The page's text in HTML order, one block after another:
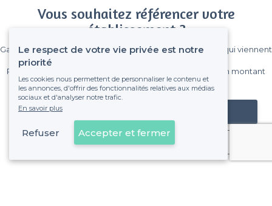
Vous souhaitez référencer votre
établissement ?
Gagnez de nombreux clients parmi le million de visiteurs qui viennent
Pas de commissions et sans engagement, vous payez un montant
fixe sans risque de voir déraper la facture.
Référencer mon établissement
Déjà client
Le respect de votre vie privée est notre
priorité
Les cookies nous permettent de personnaliser le contenu et
les annonces, d'offrir des fonctionnalités relatives aux médias
sociaux et d'analyser notre trafic.
En savoir plus
Refuser Accepter et fermer